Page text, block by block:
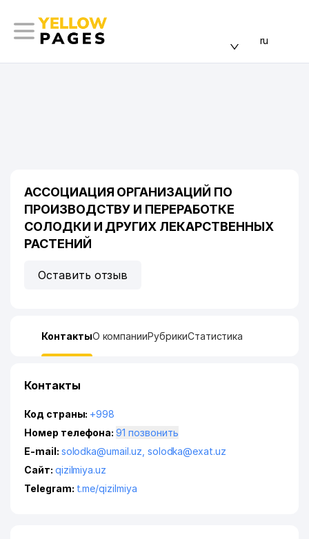
ru
АССОЦИАЦИЯ ОРГАНИЗАЦИЙ ПО
ПРОИЗВОДСТВУ И ПЕРЕРАБОТКЕ
СОЛОДКИ И ДРУГИХ ЛЕКАРСТВЕННЫХ
РАСТЕНИЙ
Оставить отзыв
КонтактыО компанииРубрикиСтатистика
Контакты
Код страны: +998
Номер телефона:
91 позвонить
E-mail: solodka@umail.uz solodka@exat.uz
Сайт: qizilmiya.uz
Telegram: t.me/qizilmiya